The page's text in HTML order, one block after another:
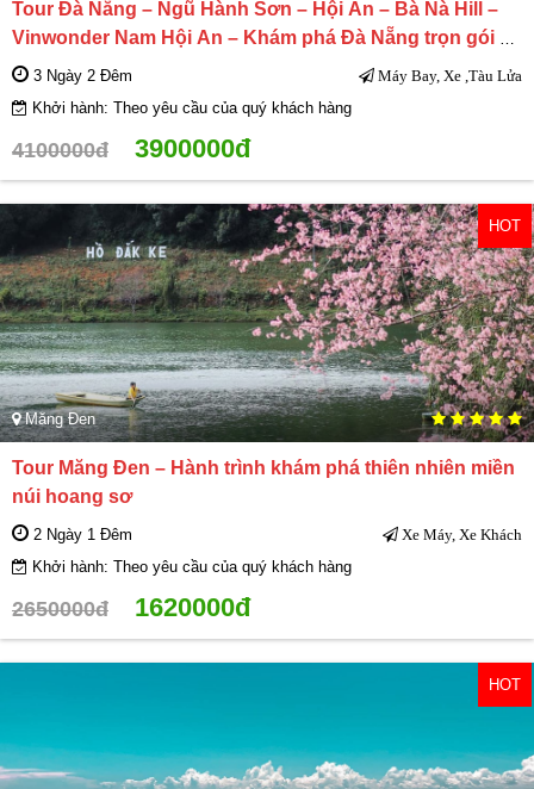
Tour Đà Nẵng – Ngũ Hành Sơn – Hội An – Bà Nà Hill –
Vinwonder Nam Hội An – Khám phá Đà Nẵng trọn gói 3
Ngày 2 Đêm
3 Ngày 2 Đêm Máy Bay, Xe ,Tàu Lửa
Khởi hành: Theo yêu cầu của quý khách hàng
4100000đ 3900000đ
HOT
Măng Đen
Tour Măng Đen – Hành trình khám phá thiên nhiên miền
núi hoang sơ
2 Ngày 1 Đêm Xe Máy, Xe Khách
Khởi hành: Theo yêu cầu của quý khách hàng
2650000đ 1620000đ
HOT